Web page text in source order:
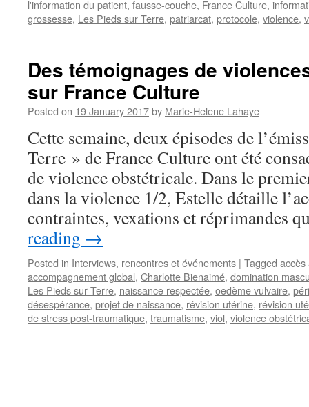
l'information du patient, fausse-couche, France Culture,
grossesse, Les Pieds sur Terre, patriarcat, protocole, violence,
Des témoignages de
sur France Culture
Posted on 19 January 2017by Marie-Helene Lahaye
Cette semaine, deux épisodes de
Terre » de France Culture ont été
de violence obstétricale. Dans le
dans la violence 1/2, Estelle détaille
contraintes, vexations et réprimandes
reading →
Posted in Interviews, rencontres et événements | Tagged accès
accompagnement global, Charlotte Bienaimé, domination
Les Pieds sur Terre, naissance respectée, oedème vulvaire,
désespérance, projet de naissance, révision utérine, révision
de stress post-traumatique, traumatisme, viol, violence